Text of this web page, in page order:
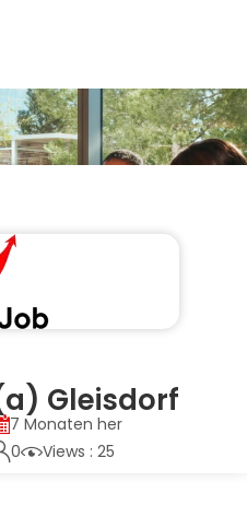
Gleisdorf
7 Monaten her
0 Views : 25